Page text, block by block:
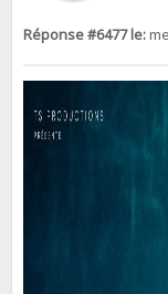
Réponse #6477 le: